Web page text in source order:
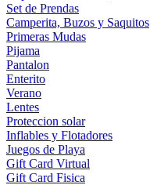
Set de Prendas
Camperita, Buzos y Saquitos
Primeras Mudas
Pijama
Pantalon
Enterito
Verano
Lentes
Proteccion solar
Inflables y Flotadores
Juegos de Playa
Gift Card Virtual
Gift Card Fisica